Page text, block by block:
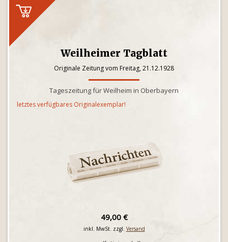
Weilheimer Tagblatt
Originale Zeitung vom Freitag, 21.12.1928
Tageszeitung für Weilheim in Oberbayern
letztes verfügbares Originalexemplar!
49,00 €
inkl. MwSt. zzgl. Versand